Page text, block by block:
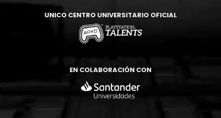
UNICO CENTRO UNIVERSITARIO OFICIAL
EN COLABORACIÓN CON